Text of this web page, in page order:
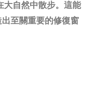
大自然中散步。這能
至關重要的修復窗